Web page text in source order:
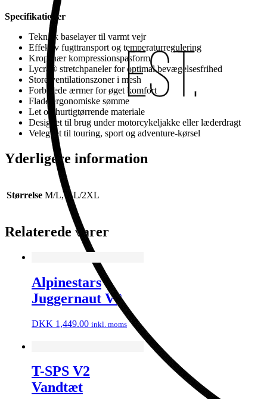
Specifikationer
Teknisk baselayer til varmt vejr
Effektiv fugttransport og temperaturregulering
Kropsnær kompressionspasform
Lycra® stretchpaneler for optimal bevægelsesfrihed
Store ventilationszoner i mesh
Forbøjede ærmer for øget komfort
Flade ergonomiske sømme
Let og hurtigtørrende materiale
Designet til brug under motorcykeljakke eller læderdragt
Velegnet til touring, sport og adventure-kørsel
Yderligere information
Størrelse M/L, XL/2XL
Relaterede varer
Alpinestars
Juggernaut V2
DKK 1,449.00 inkl. moms
T-SPS V2
Vandtæt